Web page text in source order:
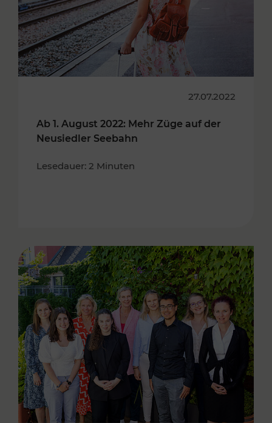
27.07.2022
Ab 1. August 2022: Mehr Züge auf der
Neusiedler Seebahn
Lesedauer: 2 Minuten